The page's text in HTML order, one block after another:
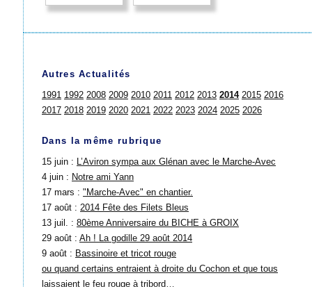
Autres Actualités
1991 1992 2008 2009 2010 2011 2012 2013 2014 2015 2016
2017 2018 2019 2020 2021 2022 2023 2024 2025 2026
Dans la même rubrique
15 juin : L’Aviron sympa aux Glénan avec le Marche-Avec
4 juin : Notre ami Yann
17 mars : "Marche-Avec" en chantier.
17 août : 2014 Fête des Filets Bleus
13 juil. : 80ème Anniversaire du BICHE à GROIX
29 août : Ah ! La godille 29 août 2014
9 août : Bassinoire et tricot rouge
ou quand certains entraient à droite du Cochon et que tous
laissaient le feu rouge à tribord…